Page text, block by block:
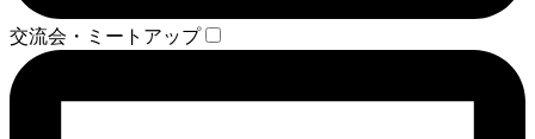
交流会・ミートアップ